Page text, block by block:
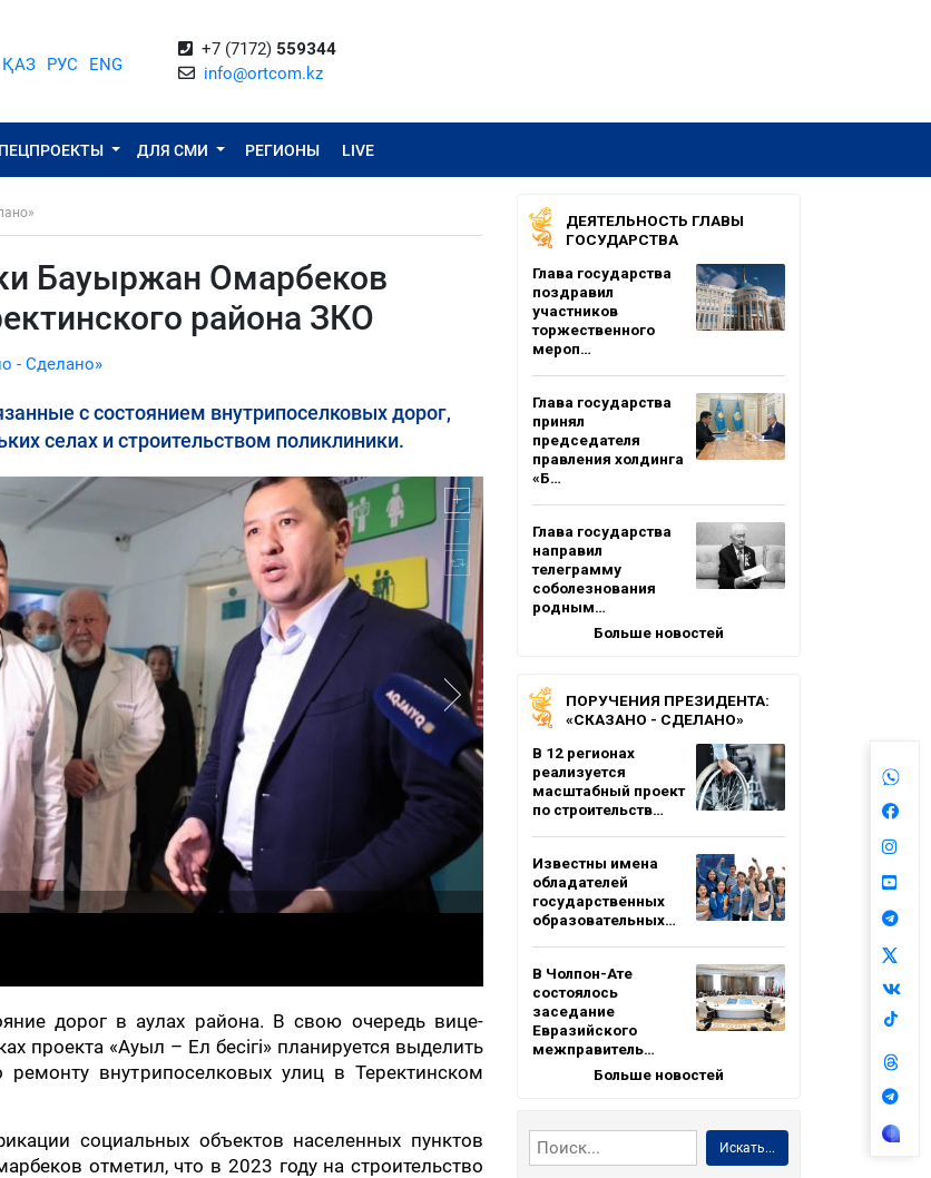
ҚАЗ РУС ENG
+7 (7172) 559344
info@ortcom.kz
ДЛЯ СМИ РЕГИОНЫ LIVE
Бауыржан Омарбеков
района ЗКО
- Сделано»
с состоянием внутрипоселковых дорог,
селах и строительством поликлиники.
дорог в аулах района. В свою очередь вице-
проекта «Ауыл – Ел бесігі» планируется выделить
внутрипоселковых улиц в Теректинском
социальных объектов населенных пунктов
отметил, что в 2023 году на строительство
ДЕЯТЕЛЬНОСТЬ ГЛАВЫ
ГОСУДАРСТВА
Глава государства
поздравил
участников
торжественного
мероп…
Глава государства
принял
председателя
правления холдинга
«Б…
Глава государства
направил
телеграмму
соболезнования
родным…
Больше новостей
ПОРУЧЕНИЯ ПРЕЗИДЕНТА:
«СКАЗАНО - СДЕЛАНО»
В 12 регионах
реализуется
масштабный проект
по строительств…
Известны имена
обладателей
государственных
образовательных…
В Чолпон-Ате
состоялось
заседание
Евразийского
межправитель…
Больше новостей
Искать...